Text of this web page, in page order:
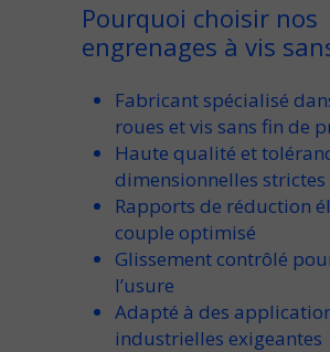
Pourquoi choisir nos
engrenages à vis
Fabricant spécialisé
roues et vis sans fin de
Haute qualité et
dimensionnelles strictes
Rapports de réduction
couple optimisé
Glissement contrôlé
l’usure
Adapté à des
industrielles exigeantes